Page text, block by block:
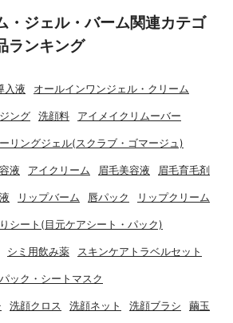
・ジェル・バーム関連カテゴ
ランキング
入液 オールインワンジェル・クリーム
ング 洗顔料 アイメイクリムーバー
リングジェル(スクラブ・ゴマージュ)
液 アイクリーム 眉毛美容液 眉毛育毛剤
リップバーム 唇パック リップクリーム
シート(目元ケアシート・パック)
シミ用飲み薬 スキンケアトラベルセット
ック・シートマスク
洗顔クロス 洗顔ネット 洗顔ブラシ 繭玉